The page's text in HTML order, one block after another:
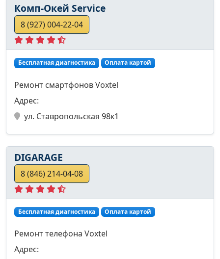
Комп-Окей Service
8 (927) 004-22-04
Бесплатная диагностика Оплата картой
Ремонт смартфонов Voxtel
Адрес:
ул. Ставропольская 98к1
DIGARAGE
8 (846) 214-04-08
Бесплатная диагностика Оплата картой
Ремонт телефона Voxtel
Адрес: